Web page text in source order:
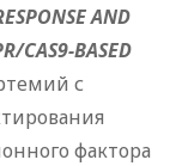
AND
CAS9-BASED
с
фактора